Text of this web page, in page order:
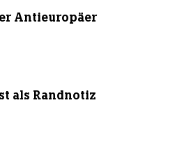
Antieuropäer
als Randnotiz